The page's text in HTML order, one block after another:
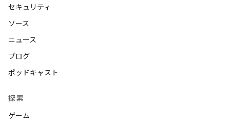
セキュリティ
ソース
ニュース
ブログ
ポッドキャスト
探索
ゲーム